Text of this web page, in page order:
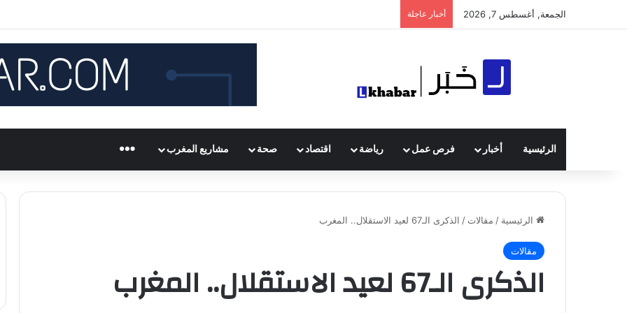
الجمعة, أغسطس 7, 2026 أخبار عاجلة
الرئيسية أخبار فرص عمل رياضة اقتصاد صحة مشاريع المغرب المزيد
الرئيسية / مقالات / الذكرى الـ67 لعيد الاستقلال.. المغرب
مقالات
الذكرى الـ67 لعيد الاستقلال.. المغرب